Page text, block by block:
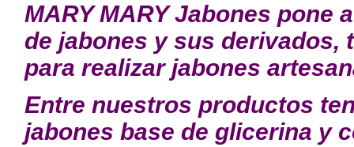
MARY MARY Jabones pone
de jabones y sus
para realizar jabones
Entre nuestros productos
jabones base de glicerina y